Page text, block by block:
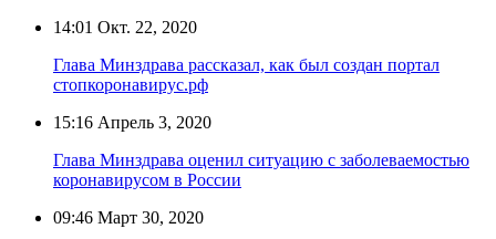
14:01 Окт. 22, 2020
Глава Минздрава рассказал, как был создан портал
стопкоронавирус.рф
15:16 Апрель 3, 2020
Глава Минздрава оценил ситуацию с заболеваемостью
коронавирусом в России
09:46 Март 30, 2020